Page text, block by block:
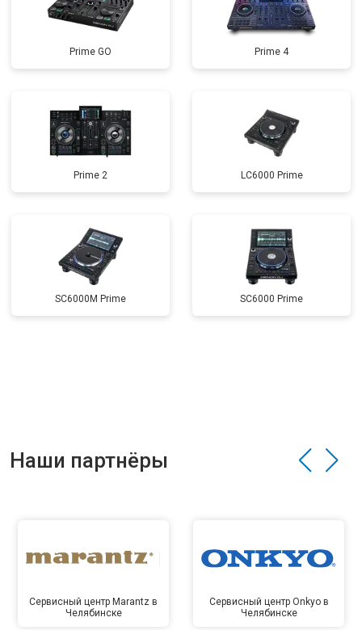
Prime GO Prime 4
Prime 2 LC6000 Prime
SC6000M Prime SC6000 Prime
Наши партнёры
Сервисный центр Marantz в
Челябинске
Сервисный центр Onkyo в
Челябинске